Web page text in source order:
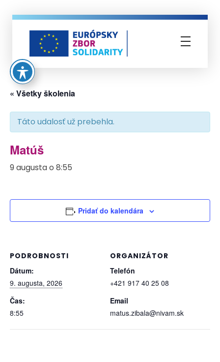
« Všetky školenia
Táto udalosť už prebehla.
Matúš
9 augusta o 8:55
Pridať do kalendára
PODROBNOSTI
Dátum:
9. augusta, 2026
Čas:
8:55
ORGANIZÁTOR
Telefón
+421 917 40 25 08
Email
matus.zibala@nivam.sk